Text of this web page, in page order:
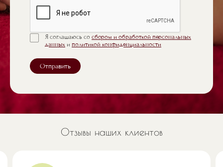
Я соглашаюсь со сбором и обработкой персональных
данных и политикой конфиденциальности
Отправить
Отзывы наших клиентов